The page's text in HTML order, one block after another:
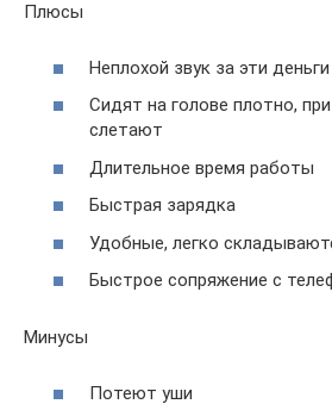
Плюсы
Неплохой звук за эти деньги
Сидят на голове плотно,
слетают
Длительное время работы
Быстрая зарядка
Удобные, легко
Быстрое сопряжение с
Минусы
Потеют уши